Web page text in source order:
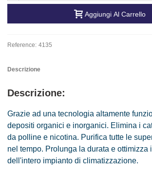
Aggiungi Al Carrello
Reference: 4135
Descrizione
Descrizione:
Grazie ad una tecnologia altamente
depositi organici e inorganici. Elimina i
da polline e nicotina. Purifica tutte le
nel tempo. Prolunga la durata e ottimizza
dell'intero impianto di climatizzazione.